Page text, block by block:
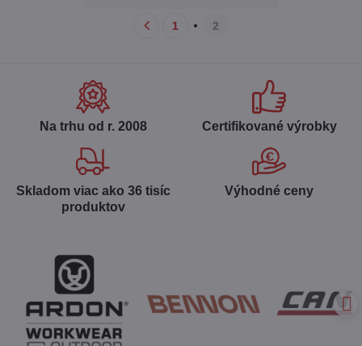
1 2
Na trhu od r​. 2008 Certifikované výrobky
Skladom viac ako 36 tisíc
produktov
Výhodné ceny